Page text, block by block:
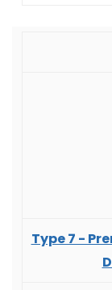
Type 7 -